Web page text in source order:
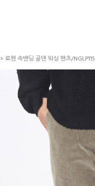
> 로헨 속밴딩 골덴 워싱 팬츠/NGLP115